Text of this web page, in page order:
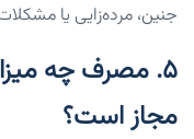
جنین، مرده‌زایی یا
۵. مصرف چه
مجاز است؟